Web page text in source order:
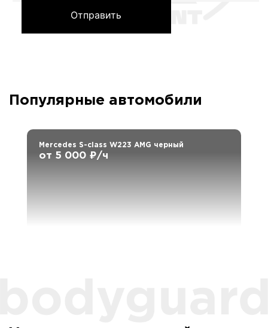
Отправить
Популярные автомобили
Mercedes S-class W223 AMG черный
от 5 000 ₽/ч